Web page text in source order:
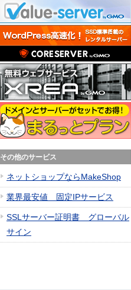
その他のサービス
ネットショップならMakeShop
業界最安値 固定IPサービス
SSLサーバー証明書 グローバル
サイン